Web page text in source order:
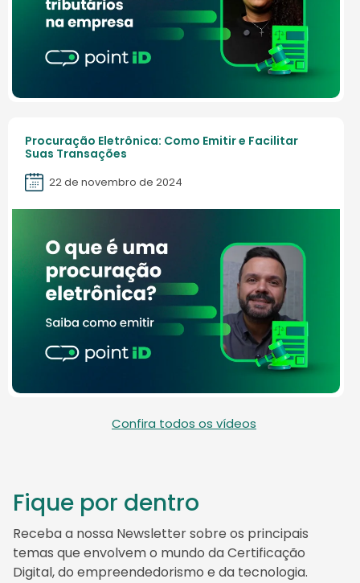
Procuração Eletrônica: Como Emitir e Facilitar
Suas Transações
22 de novembro de 2024
Confira todos os vídeos
Fique por dentro
Receba a nossa Newsletter sobre os principais
temas que envolvem o mundo da Certificação
Digital, do empreendedorismo e da tecnologia.